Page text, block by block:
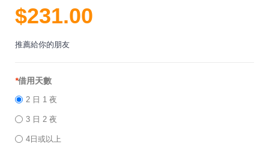
$231.00
推薦給你的朋友
*借用天數
2 日 1 夜
3 日 2 夜
4日或以上